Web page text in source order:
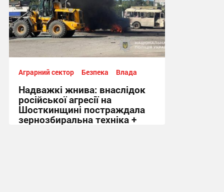
Аграрний сектор Безпека Влада
Надважкі жнива: внаслідок
російської агресії на
Шосткинщині постраждала
зернозбиральна техніка +